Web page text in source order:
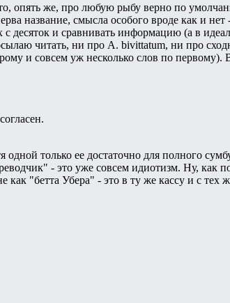
опять же, про любую рыбу верно по
название, смысла особого вроде как и
с десяток и сравнивать информацию (а в
читать, ни про A. bivittatum, ни про
и совсем уж несколько слов по первому).
одной только ее достаточно для полного
- это уже совсем идиотизм. Ну, как
как "бетта Убера" - это в ту же кассу и с тех